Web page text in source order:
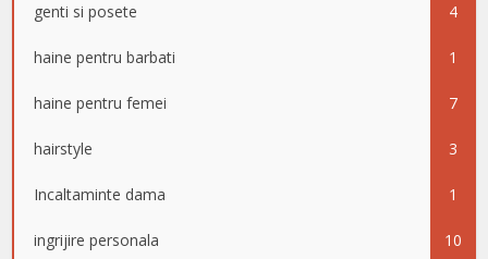
genti si posete 4
haine pentru barbati 1
haine pentru femei 7
hairstyle 3
Incaltaminte dama 1
ingrijire personala 10